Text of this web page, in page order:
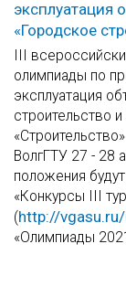
эксплуатация
«Городское
III
олимпиады по
эксплуатация
строительство
ВолгГТУ 27 - 28
положения
«Конкурсы III
(http://
«Олимпиады